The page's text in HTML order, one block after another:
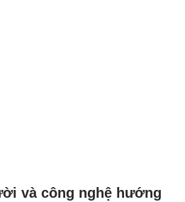
và công nghệ hướng